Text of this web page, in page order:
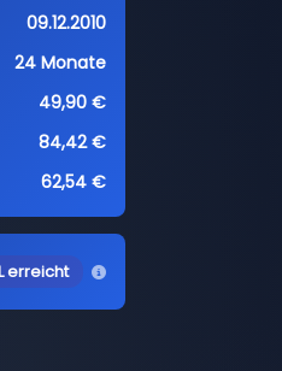
09.12.2010
24 Monate
49,90 €
84,42 €
62,54 €
erreicht